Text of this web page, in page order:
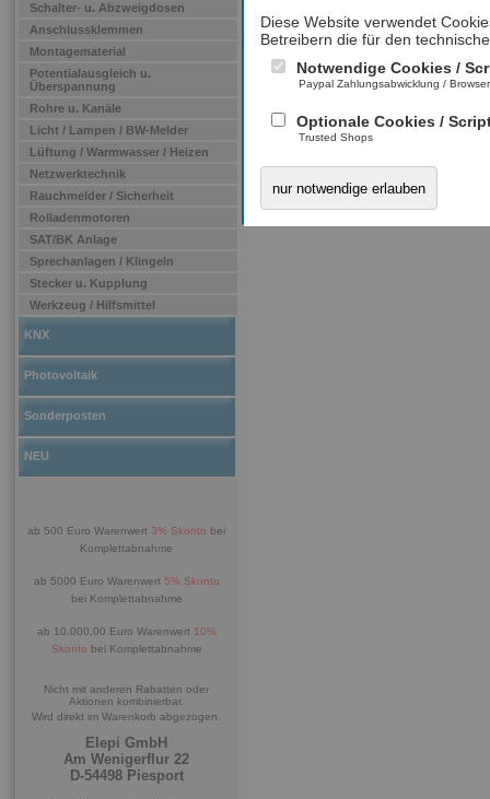
Diese Website verwendet
Betreibern die für den
Notwendige Cookies /
Paypal Zahlungsabwicklung /
Optionale Cookies /
Trusted Shops
nur notwendige erlauben
Schalter- u. Abzweigdosen
Anschlussklemmen
Montagematerial
Potentialausgleich u.
Überspannung
Rohre u. Kanäle
Licht / Lampen / BW-Melder
Lüftung / Warmwasser / Heizen
Netzwerktechnik
Rauchmelder / Sicherheit
Rolladenmotoren
SAT/BK Anlage
Sprechanlagen / Klingeln
Stecker u. Kupplung
Werkzeug / Hilfsmittel
KNX
Photovoltaik
Sonderposten
NEU
ab 500 Euro Warenwert 3% Skonto bei
Komplettabnahme
ab 5000 Euro Warenwert 5% Skonto
bei Komplettabnahme
ab 10.000,00 Euro Warenwert 10%
Skonto bei Komplettabnahme
Nicht mit anderen Rabatten oder
Aktionen kombinierbar.
Wird direkt im Warenkorb abgezogen.
Elepi GmbH
Am Wenigerflur 22
D-54498 Piesport